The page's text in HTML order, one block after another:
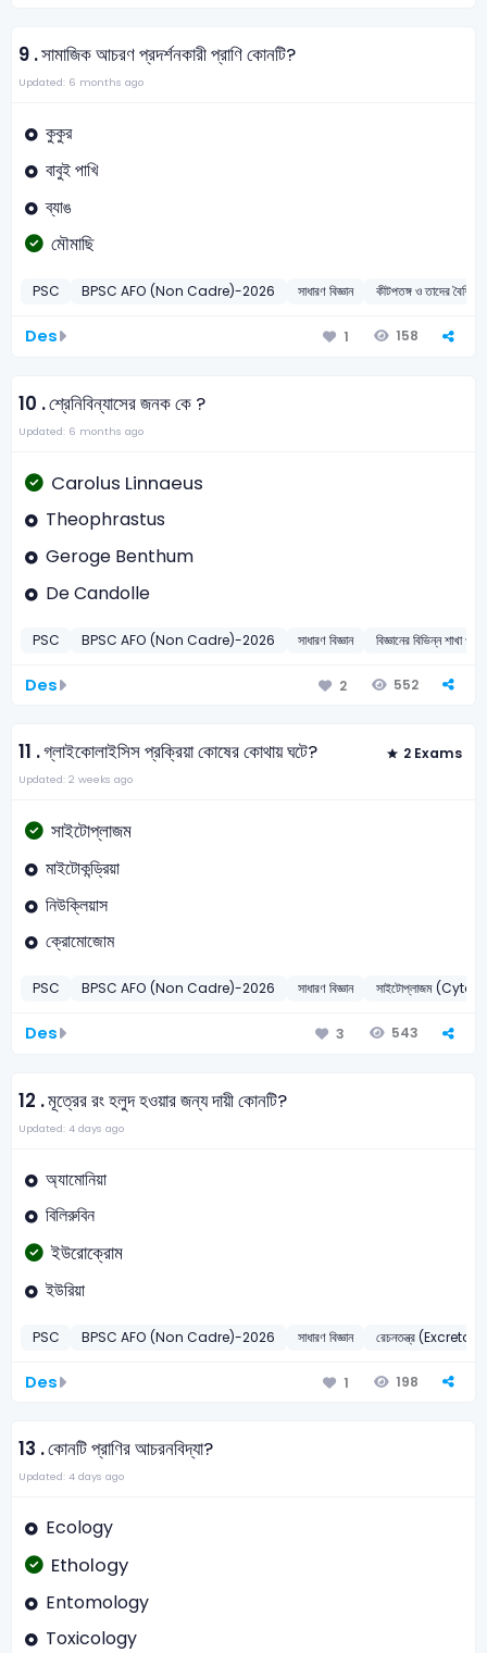
9 .সামাজিক আচরণ প্রদর্শনকারী প্রাণি কোনটি?
Updated: 6 months ago
কুকুর
বাবুই পাখি
ব্যাঙ
মৌমাছি
PSC BPSC AFO (Non Cadre)-2026 সাধারণ বিজ্ঞান কীটপতঙ্গ ও তাদের
Des 1 158
10 .শ্রেনিবিন্যাসের জনক কে ?
Updated: 6 months ago
Carolus Linnaeus
Theophrastus
Geroge Benthum
De Candolle
PSC BPSC AFO (Non Cadre)-2026 সাধারণ বিজ্ঞান বিজ্ঞানের বিভিন্ন
Des 2 552
11 .গ্লাইকোলাইসিস প্রক্রিয়া কোষের কোথায় ঘটে? 2 Exams
Updated: 2 weeks ago
সাইটোপ্লাজম
মাইটোকন্ড্রিয়া
নিউক্লিয়াস
ক্রোমোজোম
PSC BPSC AFO (Non Cadre)-2026 সাধারণ বিজ্ঞান সাইটোপ্লাজম
Des 3 543
12 .মূত্রের রং হলুদ হওয়ার জন্য দায়ী কোনটি?
Updated: 4 days ago
অ্যামোনিয়া
বিলিরুবিন
ইউরোক্রোম
ইউরিয়া
PSC BPSC AFO (Non Cadre)-2026 সাধারণ বিজ্ঞান রেচনতন্ত্র
Des 1 198
13 .কোনটি প্রাণির আচরনবিদ্যা?
Updated: 4 days ago
Ecology
Ethology
Entomology
Toxicology